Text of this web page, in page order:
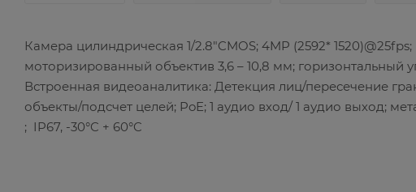
Камера цилиндрическая 1/2.8"CMOS; 4MP (2592*
моторизированный объектив 3,6 – 10,8 мм; горизонтальный
Встроенная видеоаналитика: Детекция лиц/пересечение
объекты/подсчет целей; PoE; 1 аудио вход/ 1 аудио выход;
; IP67, -30°C + 60°C